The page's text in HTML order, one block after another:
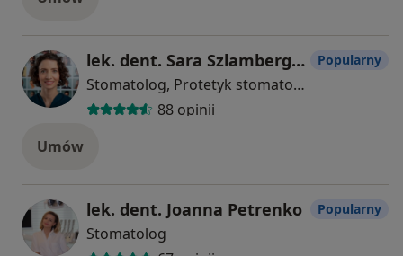
lek. dent. Sara Szlamberger
Stomatolog, Protetyk stomatologiczny
88 opinii
Popularny
Umów
lek. dent. Joanna Petrenko
Stomatolog
Popularny